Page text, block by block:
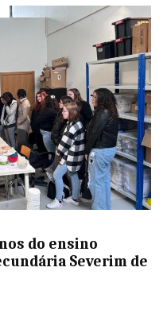
do ensino
Severim de